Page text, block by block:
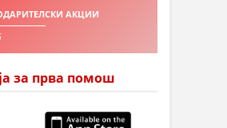
АКЦИИ
за прва помош